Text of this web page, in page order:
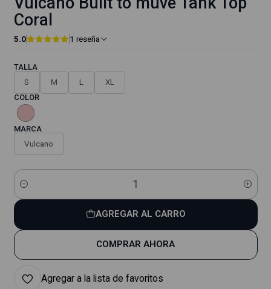
Coral
5.0 1 reseña
TALLA
S M L XL
COLOR
MARCA
Vulcano
Cantidad
AGREGAR AL CARRO
COMPRAR AHORA
Agregar a la lista de favoritos